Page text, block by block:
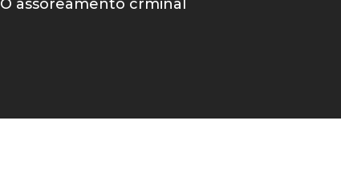
O assoreamento crminal